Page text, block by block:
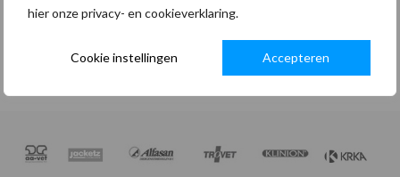
hier onze privacy- en cookieverklaring.
Cookie instellingen Accepteren